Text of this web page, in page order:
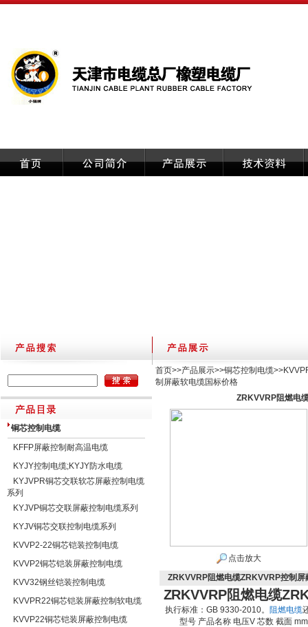
铜芯控制电缆
KFFP屏蔽控制耐高温电缆
KYJY控制电缆;KYJY防水电缆
KYJVPR铜芯交联软芯屏蔽控制电缆
系列
KYJVP铜芯交联屏蔽控制电缆系列
KYJV铜芯交联控制电缆系列
KVVP2-22铜芯铠装控制电缆
KVVP2铜芯铠装屏蔽控制电缆
KVV32钢丝铠装控制电缆
KVVPR22铜芯铠装屏蔽控制软电缆
KVVP22铜芯铠装屏蔽控制电缆
首页>>产品展示>>铜芯控制电缆>>
制屏蔽软电缆国标价格
ZRKVVRP阻燃电
点击放大
ZRKVVRP阻燃电缆ZRKVVRP控制屏
ZRKVVRP阻燃电缆
执行标准：GB 9330-2010。 阻燃电缆
型号 产品名称 电压V芯数 截面